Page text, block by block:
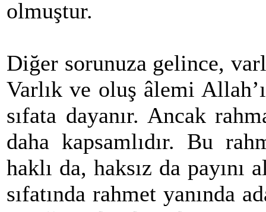
olmuştur.
Diğer sorunuza gelince,
Varlık ve oluş âlemi
sıfata dayanır. Ancak
daha kapsamlıdır. Bu
haklı da, haksız da payını
sıfatında rahmet yanında